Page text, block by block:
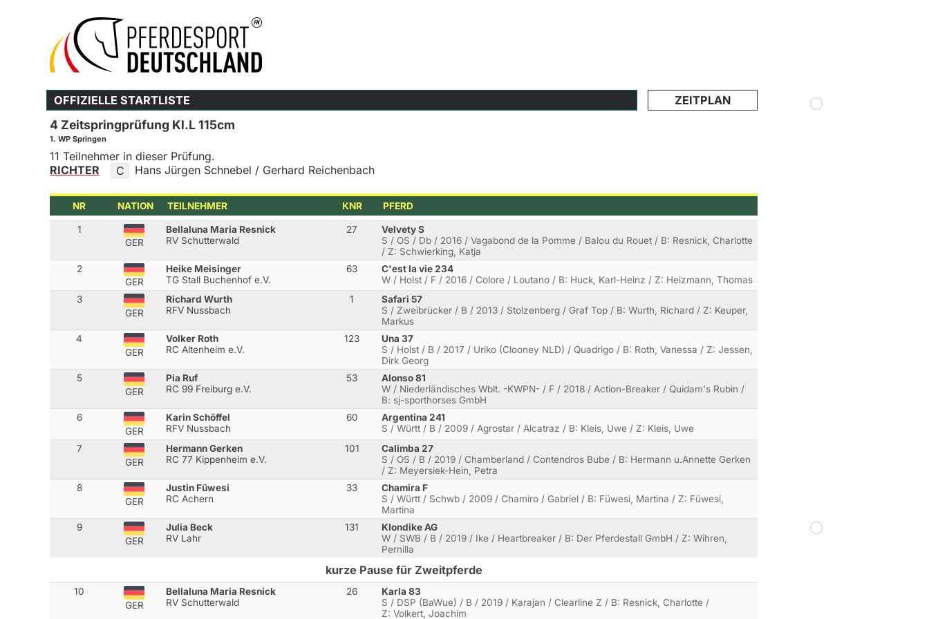
OFFIZIELLE STARTLISTE ZEITPLAN
4 Zeitspringprüfung Kl.L 115cm
1. WP Springen
11 Teilnehmer in dieser Prüfung.
RICHTER
C Hans Jürgen Schnebel / Gerhard Reichenbach
NR NATION TEILNEHMER KNR PFERD
1
GER
Bellaluna Maria Resnick
RV Schutterwald
27
Velvety S
S / OS / Db / 2016 / Vagabond de la Pomme / Balou du Rouet / B: Resnick, Charlotte
/ Z: Schwierking, Katja
2
GER
Heike Meisinger
TG Stall Buchenhof e.V.
63
C'est la vie 234
W / Holst / F / 2016 / Colore / Loutano / B: Huck, Karl-Heinz / Z: Heizmann, Thomas
3
GER
Richard Wurth
RFV Nussbach
1
Safari 57
S / Zweibrücker / B / 2013 / Stolzenberg / Graf Top / B: Wurth, Richard / Z: Keuper,
Markus
4
GER
Volker Roth
RC Altenheim e.V.
123
Una 37
S / Holst / B / 2017 / Uriko (Clooney NLD) / Quadrigo / B: Roth, Vanessa / Z: Jessen,
Dirk Georg
5
GER
Pia Ruf
RC 99 Freiburg e.V.
53
Alonso 81
W / Niederländisches Wblt. -KWPN- / F / 2018 / Action-Breaker / Quidam's Rubin /
B: sj-sporthorses GmbH
6
GER
Karin Schöffel
RFV Nussbach
60
Argentina 241
S / Württ / B / 2009 / Agrostar / Alcatraz / B: Kleis, Uwe / Z: Kleis, Uwe
7
GER
Hermann Gerken
RC 77 Kippenheim e.V.
101
Calimba 27
S / OS / B / 2019 / Chamberland / Contendros Bube / B: Hermann u.Annette Gerken
/ Z: Meyersiek-Hein, Petra
8
GER
Justin Füwesi
RC Achern
33
Chamira F
S / Württ / Schwb / 2009 / Chamiro / Gabriel / B: Füwesi, Martina / Z: Füwesi,
Martina
9
GER
Julia Beck
RV Lahr
131
Klondike AG
W / SWB / B / 2019 / Ike / Heartbreaker / B: Der Pferdestall GmbH / Z: Wihren,
Pernilla
kurze Pause für Zweitpferde
10
GER
Bellaluna Maria Resnick
RV Schutterwald
26
Karla 83
S / DSP (BaWue) / B / 2019 / Karajan / Clearline Z / B: Resnick, Charlotte /
Z: Volkert, Joachim